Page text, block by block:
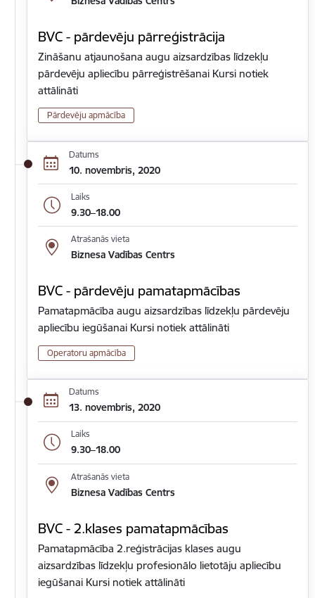
BVC - pārdevēju pārreģistrācija
Zināšanu atjaunošana augu aizsardzības līdzekļu
pārdevēju apliecību pārreģistrēšanai Kursi notiek
attālināti
Pārdevēju apmācība
Datums
10. novembris, 2020
Laiks
9.30–18.00
Atrašanās vieta
Biznesa Vadības Centrs
BVC - pārdevēju pamatapmācības
Pamatapmācība augu aizsardzības līdzekļu pārdevēju
apliecību iegūšanai Kursi notiek attālināti
Operatoru apmācība
Datums
13. novembris, 2020
Laiks
9.30–18.00
Atrašanās vieta
Biznesa Vadības Centrs
BVC - 2.klases pamatapmācības
Pamatapmācība 2.reģistrācijas klases augu
aizsardzības līdzekļu profesionālo lietotāju apliecību
iegūšanai Kursi notiek attālināti